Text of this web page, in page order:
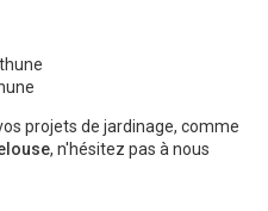
projets de jardinage, comme
, n'hésitez pas à nous